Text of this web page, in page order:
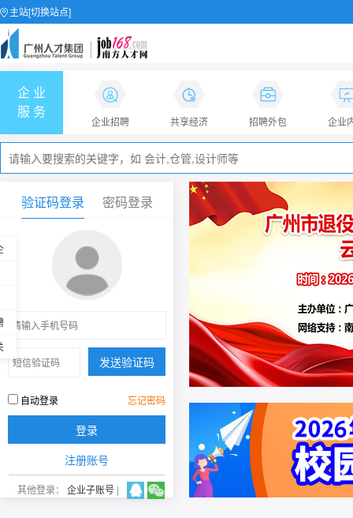
主站[切换站点]
job168网
企 业
服 务
企业招聘 共享经济 招聘外包 企业
验证码登录 密码登录
自动登录 忘记密码
注册账号
其他登录： 企业子账号 |